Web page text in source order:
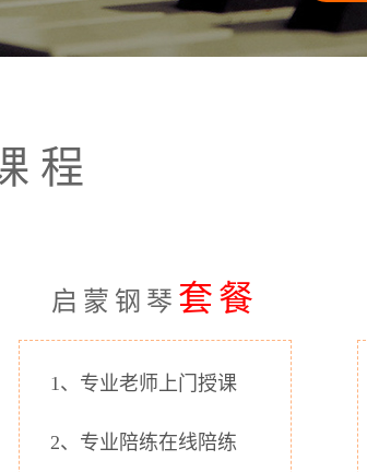
程
启蒙钢琴 套餐
1、专业老师上门授课
2、专业陪练在线陪练